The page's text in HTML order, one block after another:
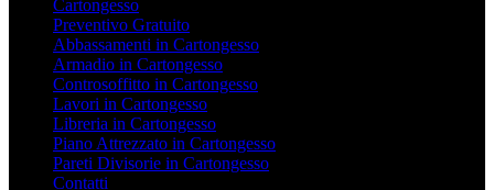
Cartongesso
Preventivo Gratuito
Abbassamenti in Cartongesso
Armadio in Cartongesso
Controsoffitto in Cartongesso
Lavori in Cartongesso
Libreria in Cartongesso
Piano Attrezzato in Cartongesso
Pareti Divisorie in Cartongesso
Contatti